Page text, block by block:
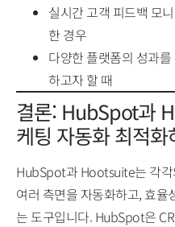
실시간 고객 피드백 모
한 경우
다양한 플랫폼의 성과
하고자 할 때
결론: HubSpot과
케팅 자동화 최적화
HubSpot과 Hootsuite는 각각
여러 측면을 자동화하고, 효율
는 도구입니다. HubSpot은